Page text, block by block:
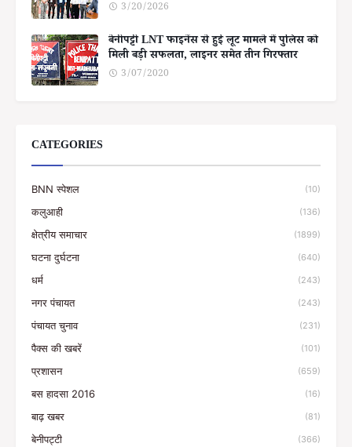
3/20/2026
बेनीपट्टी LNT फाइनेंस से हुई लूट मामले में पुलिस को
मिली बड़ी सफलता, लाइनर समेत तीन गिरफ्तार
3/07/2020
CATEGORIES
BNN स्पेशल (10)
कलुआही (136)
क्षेत्रीय समाचार (1899)
घटना दुर्घटना (640)
धर्म (243)
नगर पंचायत (243)
पंचायत चुनाव (231)
पैक्स की खबरें (101)
प्रशासन (659)
बस हादसा 2016 (16)
बाढ़ खबर (81)
बेनीपट्टी (366)